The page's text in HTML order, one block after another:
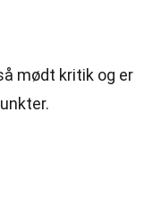
mødt kritik og er